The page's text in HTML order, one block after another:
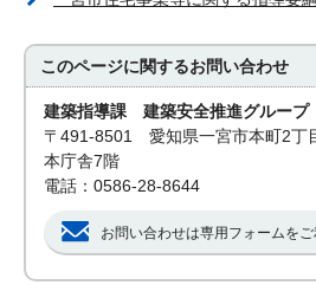
このページに関するお問い合わせ
建築指導課 建築安全推進グループ
〒491-8501 愛知県一宮市本町2
本庁舎7階
電話：0586-28-8644
お問い合わせは専用フォームをご